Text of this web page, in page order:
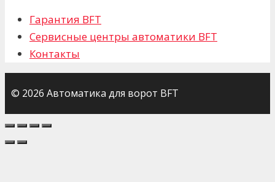
Гарантия BFT
Сервисные центры автоматики BFT
Контакты
© 2026 Автоматика для ворот BFT